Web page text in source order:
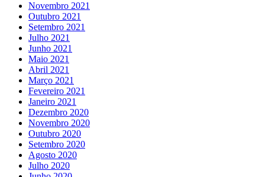
Novembro 2021
Outubro 2021
Setembro 2021
Julho 2021
Junho 2021
Maio 2021
Abril 2021
Março 2021
Fevereiro 2021
Janeiro 2021
Dezembro 2020
Novembro 2020
Outubro 2020
Setembro 2020
Agosto 2020
Julho 2020